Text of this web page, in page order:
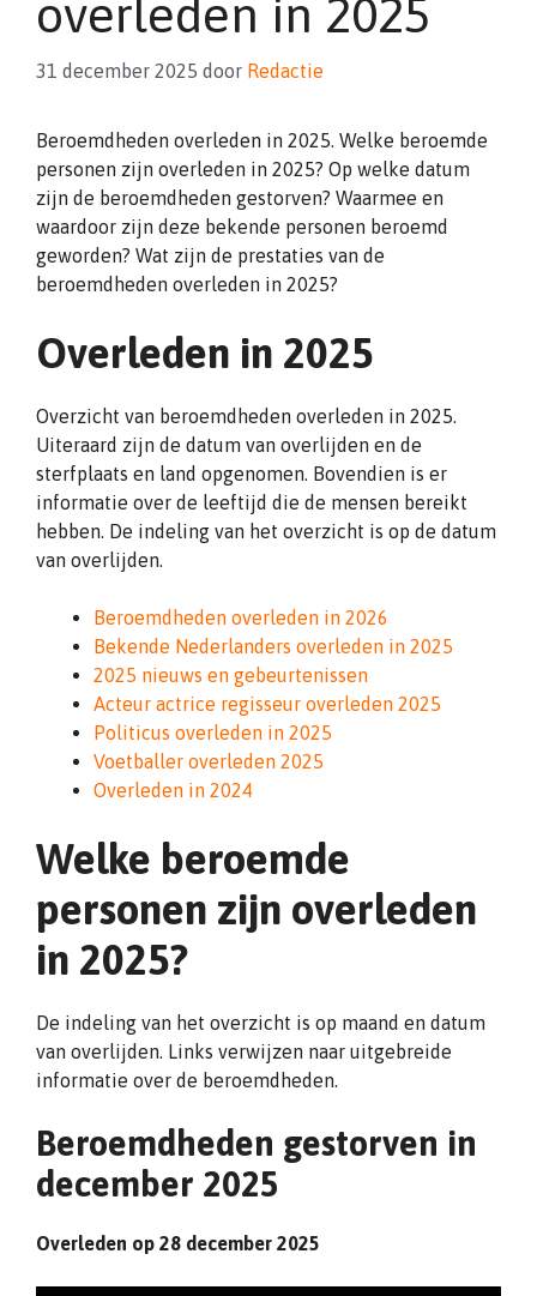
overleden in 2025
31 december 2025 door Redactie
Beroemdheden overleden in 2025. Welke beroemde
personen zijn overleden in 2025? Op welke datum
zijn de beroemdheden gestorven? Waarmee en
waardoor zijn deze bekende personen beroemd
geworden? Wat zijn de prestaties van de
beroemdheden overleden in 2025?
Overleden in 2025
Overzicht van beroemdheden overleden in 2025.
Uiteraard zijn de datum van overlijden en de
sterfplaats en land opgenomen. Bovendien is er
informatie over de leeftijd die de mensen bereikt
hebben. De indeling van het overzicht is op de datum
van overlijden.
Beroemdheden overleden in 2026
Bekende Nederlanders overleden in 2025
2025 nieuws en gebeurtenissen
Acteur actrice regisseur overleden 2025
Politicus overleden in 2025
Voetballer overleden 2025
Overleden in 2024
Welke beroemde
personen zijn overleden
in 2025?
De indeling van het overzicht is op maand en datum
van overlijden. Links verwijzen naar uitgebreide
informatie over de beroemdheden.
Beroemdheden gestorven in
december 2025
Overleden op 28 december 2025